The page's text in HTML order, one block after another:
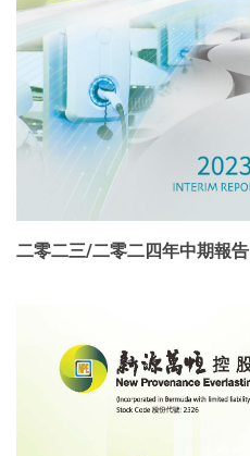
二零二三/二零二四年中期報告